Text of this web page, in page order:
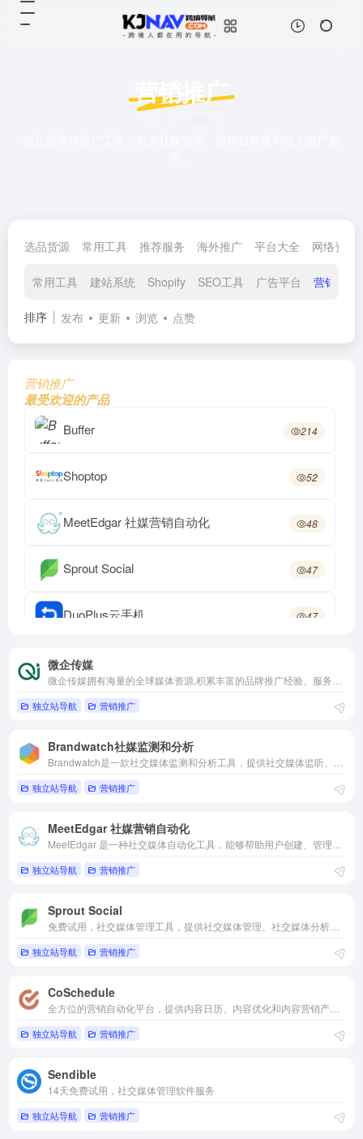
营销推广
选品货源 常用工具 推荐服务 海外推广 平台大全 网络资源
常用工具 建站系统 Shopify SEO工具 广告平台 营销推广
排序 发布 更新 浏览 点赞
营销推广
最受欢迎的产品
Buffer 214
Shoptop 52
MeetEdgar 社媒营销自动化 48
Sprout Social 47
DuoPlus云手机 47
微企传媒
微企传媒
独立站导航 营销推广
Brandwatch社媒监测和分析
独立站导航 营销推广
MeetEdgar 社媒营销自动化
独立站导航 营销推广
Sprout Social
独立站导航 营销推广
CoSchedule
独立站导航 营销推广
Sendible
14天免费试用，社交媒体管理软件服务
独立站导航 营销推广